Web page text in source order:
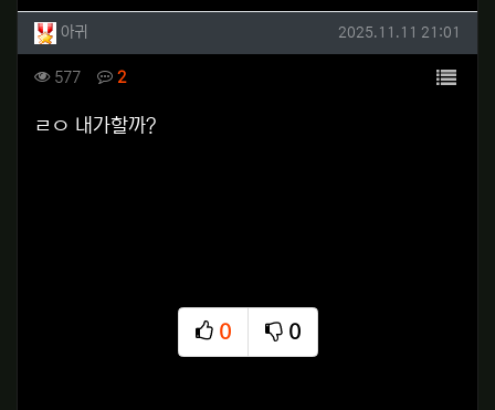
작성자 정보
아귀 작성일
2025.11.11 21:01
컨텐츠 정보
577조회 2댓글 목록
본문
ㄹㅇ 내가할까?
0
추천
0
비추천